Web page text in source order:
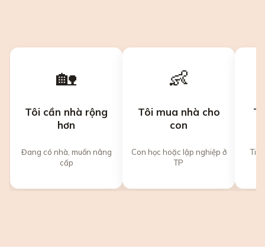
🏡
Tôi cần nhà rộng
hơn
Đang có nhà, muốn nâng
cấp
👶
Tôi mua nhà cho
con
Con học hoặc lập nghiệp ở
TP